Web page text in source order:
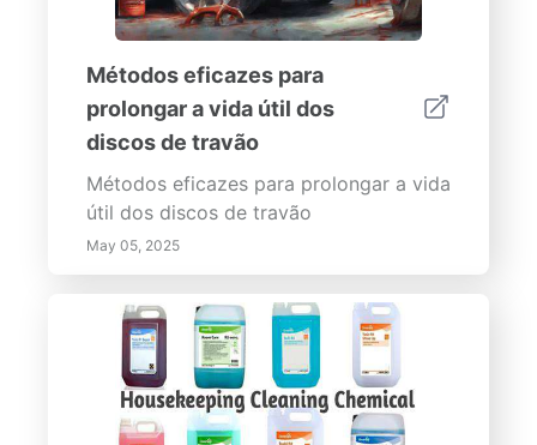
Métodos eficazes para
prolongar a vida útil dos
discos de travão
Métodos eficazes para prolongar a vida
útil dos discos de travão
May 05, 2025